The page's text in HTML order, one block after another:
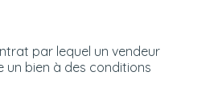
par lequel un vendeur
un bien à des conditions